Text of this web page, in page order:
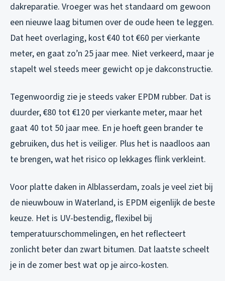
dakreparatie. Vroeger was het standaard om gewoon
een nieuwe laag bitumen over de oude heen te leggen.
Dat heet overlaging, kost €40 tot €60 per vierkante
meter, en gaat zo’n 25 jaar mee. Niet verkeerd, maar je
stapelt wel steeds meer gewicht op je dakconstructie.
Tegenwoordig zie je steeds vaker EPDM rubber. Dat is
duurder, €80 tot €120 per vierkante meter, maar het
gaat 40 tot 50 jaar mee. En je hoeft geen brander te
gebruiken, dus het is veiliger. Plus het is naadloos aan
te brengen, wat het risico op lekkages flink verkleint.
Voor platte daken in Alblasserdam, zoals je veel ziet bij
de nieuwbouw in Waterland, is EPDM eigenlijk de beste
keuze. Het is UV-bestendig, flexibel bij
temperatuurschommelingen, en het reflecteert
zonlicht beter dan zwart bitumen. Dat laatste scheelt
je in de zomer best wat op je airco-kosten.